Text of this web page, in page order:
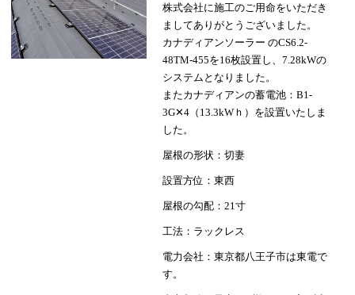
株式会社に施工のご用命をいただき
ましてありがとうございました。
カナディアンソーラー のCS6.2-
48TM-455を16枚設置し、7.28kWの
システムとなりました。
またカナディアンの蓄電池：B1-
3G✕4（13.3kWｈ）を設置いたしま
した。
屋根の形状：切妻
設置方位：東西
屋根の勾配：21寸
工法：ラックレス
電力会社：東京都八王子市は東電で
す。